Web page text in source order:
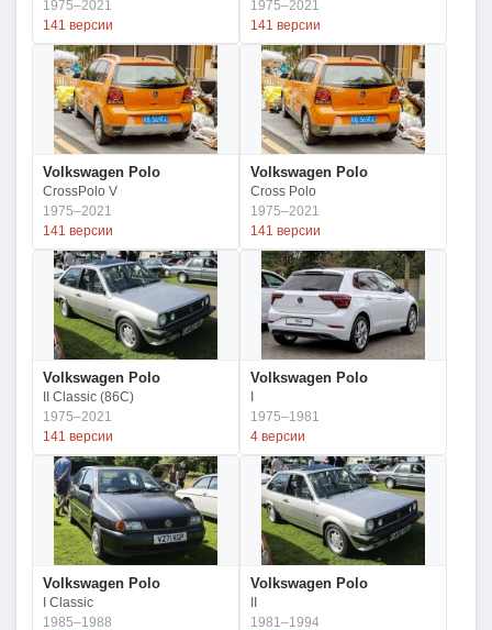
1975–2021
141 версии
1975–2021
141 версии
Volkswagen Polo
CrossPolo V
1975–2021
141 версии
Volkswagen Polo
Cross Polo
1975–2021
141 версии
Volkswagen Polo
II Classic (86C)
1975–2021
141 версии
Volkswagen Polo
1975–1981
4 версии
Volkswagen Polo
I Classic
1985–1988
Volkswagen Polo
1981–1994